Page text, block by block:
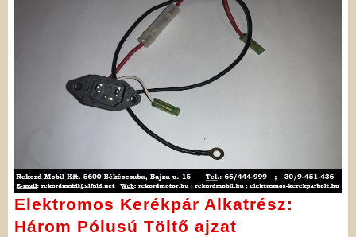
Elektromos Kerékpár Alkatrész:
Három Pólusú Töltő ajzat